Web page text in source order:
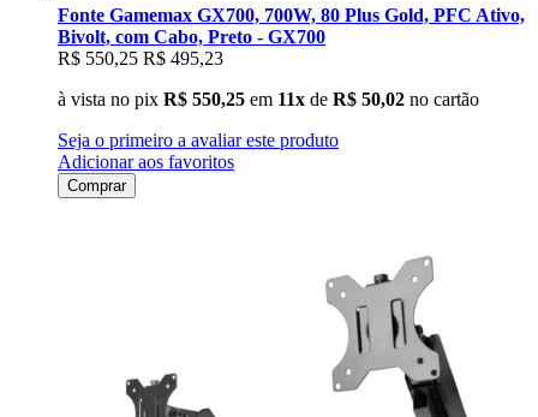
Fonte Gamemax GX700, 700W, 80 Plus Gold, PFC Ativo,
Bivolt, com Cabo, Preto - GX700
R$ 550,25 R$ 495,23
à vista no pix R$ 550,25 em 11x de R$ 50,02 no cartão
Seja o primeiro a avaliar este produto
Adicionar aos favoritos
Comprar